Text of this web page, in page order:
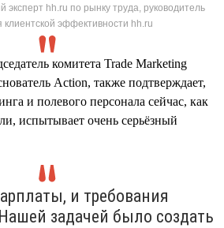
эксперт hh.ru по рынку труда, руководитель
клиентской эффективности hh.ru
комитета Trade Marketing
Action, также подтверждает,
и полевого персонала сейчас, как
испытывает очень серьёзный
и требования
задачей было создать